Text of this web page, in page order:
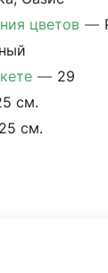
цветов —
— 29
см.
25 см.